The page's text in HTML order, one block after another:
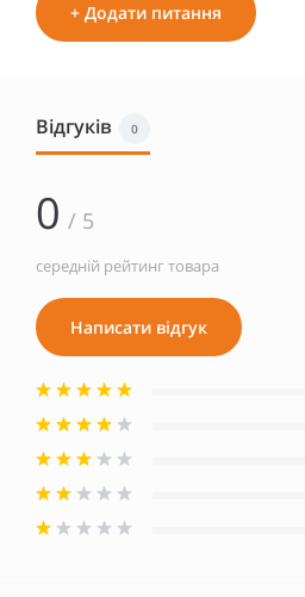
+ Додати питання
Відгуків 0
0 / 5
середній рейтинг товара
Написати відгук